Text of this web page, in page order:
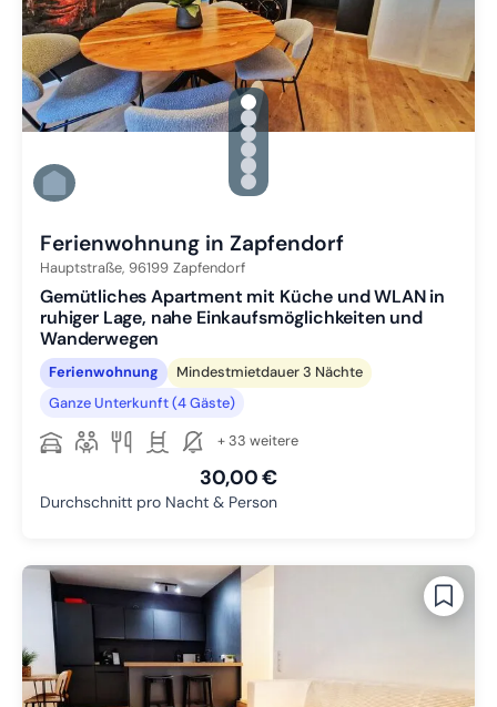
gallery.slide_selector
Zu Slide 1 wechseln
Zu Slide 2 wechseln
Zu Slide 3 wechseln
Zu Slide 4 wechseln
Zu Slide 5 wechseln
Zu Slide 6 wechseln
Ferienwohnung in Zapfendorf
Hauptstraße, 96199 Zapfendorf
Gemütliches Apartment mit Küche und WLAN in
ruhiger Lage, nahe Einkaufsmöglichkeiten und
Wanderwegen
Ferienwohnung
Mindestmietdauer 3 Nächte
Ganze Unterkunft (4 Gäste)
+ 33 weitere
30,00 €
Durchschnitt pro Nacht & Person